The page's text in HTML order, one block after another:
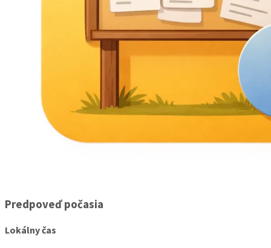
Predpoveď počasia
Lokálny čas